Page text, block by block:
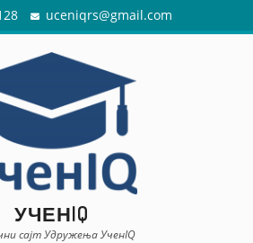
uceniqrs@gmail.com
УЧЕНIQ
сајт Удружења УченIQ